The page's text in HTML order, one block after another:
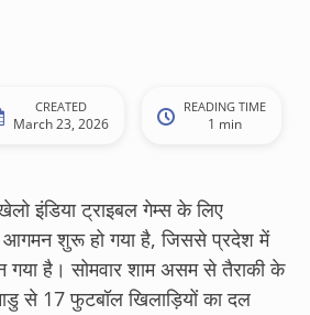
CREATED
March 23, 2026
READING TIME
1 min
इंडिया ट्राइबल गेम्स के लिए
आगमन शुरू हो गया है, जिससे प्रदेश में
गया है। सोमवार शाम असम से तैराकी के
से 17 फुटबॉल खिलाड़ियों का दल